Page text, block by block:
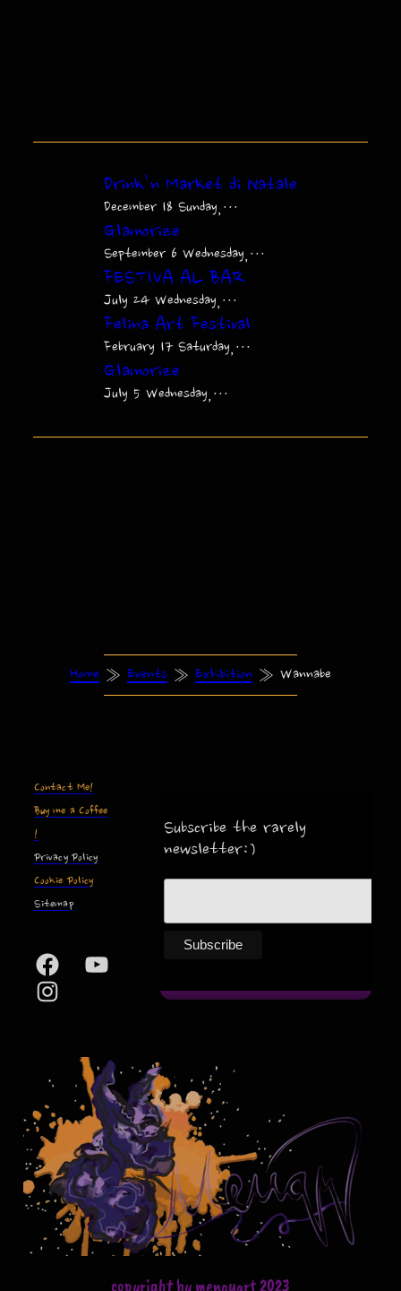
Drink’n Market di Natale
December 18 Sunday,…
Glamorize
September 6 Wednesday,…
FESTIVA AL BAR
July 24 Wednesday,…
Felina Art Festival
February 17 Saturday,…
Glamorize
July 5 Wednesday,…
Home » Events » Exhibition » Wannabe
Contact Me!
Buy me a Coffee
!
Privacy Policy
Cookie Policy
Sitemap
FacebookYouTube
Instagram
copyright by menguart 2023
Subscribe the rarely
newsletter:)